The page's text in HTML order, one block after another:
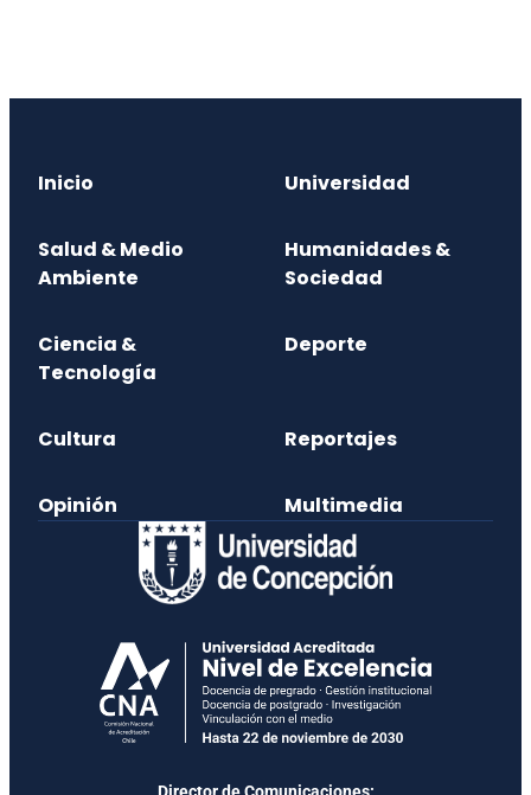
Inicio Universidad
Salud & Medio
Ambiente
Humanidades &
Sociedad
Ciencia &
Tecnología
Deporte
Cultura Reportajes
Opinión Multimedia